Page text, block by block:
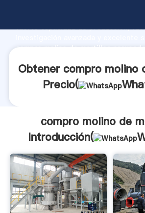
fuerte capacidad de producción,
compro molino de martillos
Obtener compro molino
Precio(
compro molino de
Introducción(